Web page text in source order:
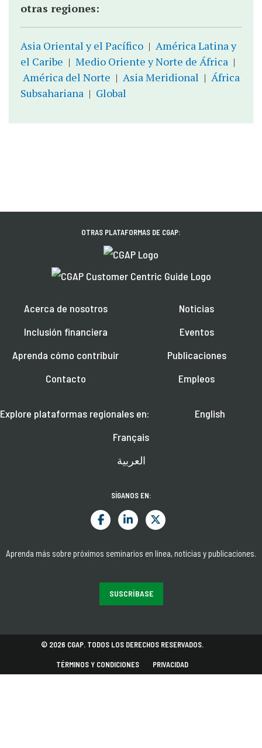
otras regiones:
Asia Oriental y el Pacífico | América Latina y
el Caribe | Medio Oriente y Norte de África |
América del Norte | Asia Meridional | África
Subsahariana | Global
OTRAS PLATAFORMAS DE CGAP:
Acerca de nosotros
Inclusión financiera
Aprenda cómo contribuir
Contacto
Noticias
Eventos
Publicaciones
Empleos
Explore plataformas regionales en:
English
Français
العربية
SÍGANOS EN:
Aprenda más sobre próximos seminarios en línea, noticias y publicaciones.
SUSCRÍBASE
© 2026 CGAP. TODOS LOS DERECHOS RESERVADOS.
TÉRMINOS Y CONDICIONES PRIVACIDAD